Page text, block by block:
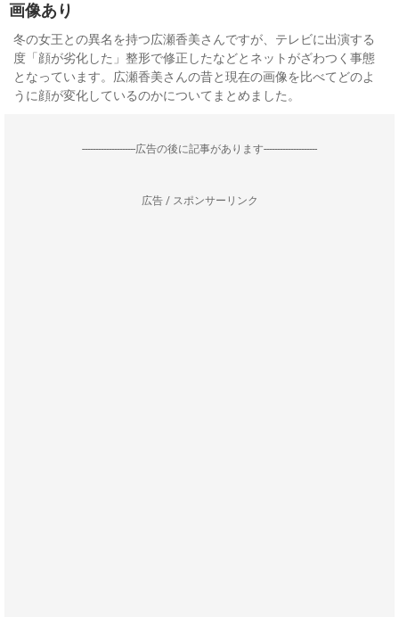
画像あり
冬の女王との異名を持つ広瀬香美さんですが、テレビに出演する
度「顔が劣化した」整形で修正したなどとネットがざわつく事態
となっています。広瀬香美さんの昔と現在の画像を比べてどのよ
うに顔が変化しているのかについてまとめました。
--------------------広告の後に記事があります--------------------
広告 / スポンサーリンク